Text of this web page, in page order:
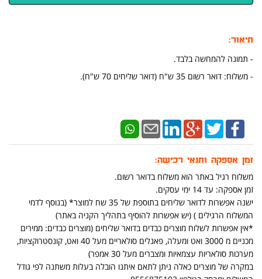
תיאור:
- תמונה להמחשה בלבד.
- משלוח: דואר רשום 35 ש"ח (דואר שליחים 70 ש"ח).
זמן אספקה ותנאי רכישה:
משלוח רגיל באתר הוא משלוח בדואר רשום.
זמן אספקה: עד 14 ימי עסקים.
ישנה אפשרות לדואר שליחים בתוספת של 35 שח למוצר* (בנוסף לדמי
המשלוח הרגילים ) (יש אפשרות להוסיף בתהליך הקניה באתר)
*אין אפשרות לשלוח מוצרים כבדים בדואר שליחים (מוצרים כבדים: ממירים
מכניים מ 3000 ואט ומעלה, פאנלים סולאריים מעל 40 ואט, קונסטרוקציות,
מערכות סולאריות עצמאיות ומצברים מעל 30 אמפר)
במקרה של מוצרים כאלה ניתן לתאם איתנו הובלה בעלות משתנה לפי גודל